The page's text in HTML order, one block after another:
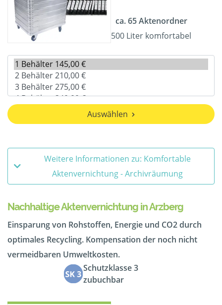
ca. 65 Aktenordner
500 Liter komfortabel
Auswählen
Weitere Informationen zu: Komfortable
Aktenvernichtung - Archivräumung
Nachhaltige Aktenvernichtung in Arzberg
Einsparung von Rohstoffen, Energie und CO2 durch
optimales Recycling. Kompensation der noch nicht
vermeidbaren Umweltkosten.
Schutzklasse 3
zubuchbar